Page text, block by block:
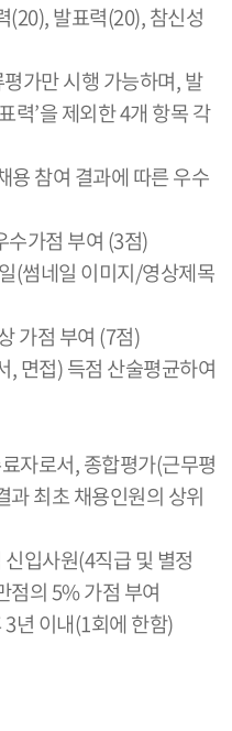
(20), 발표력(20), 참신성
가만 시행 가능하며, 발
력’을 제외한 4개 항목 각
참여 결과에 따른 우수
가점 부여 (3점)
(썸네일 이미지/영상제목
가점 부여 (7점)
, 면접) 득점 산술평균하여
자로서, 종합평가(근무평
과 최초 채용인원의 상위
입사원(4직급 및 별정
점의 5% 가점 부여
년 이내(1회에 한함)